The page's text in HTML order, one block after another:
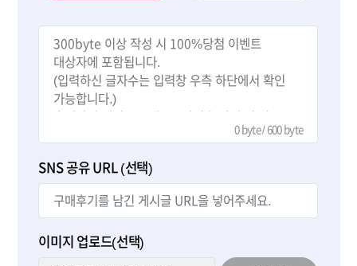
0byte / 600 byte
SNS 공유 URL (선택)
이미지 업로드(선택)